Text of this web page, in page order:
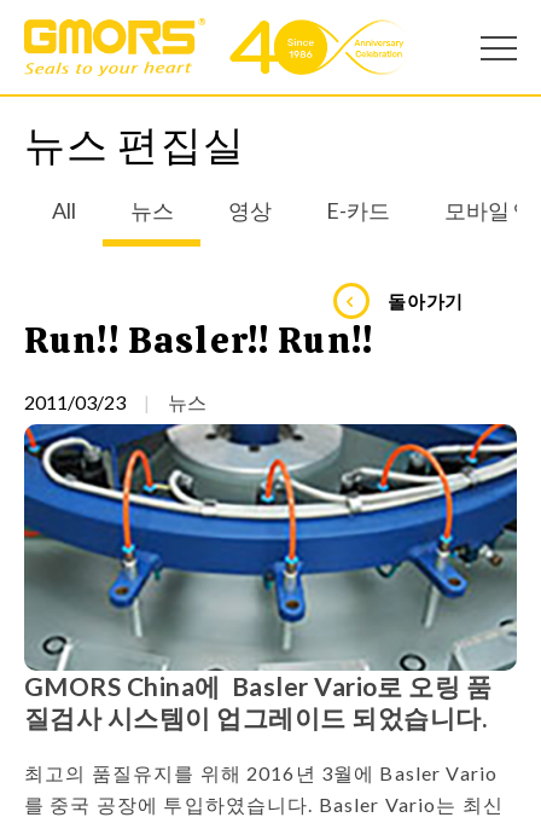
뉴스 편집실
All 뉴스 영상 E-카드 모바일 앱
돌아가기
Run!! Basler!! Run!!
2011/03/23 뉴스
GMORS China에 Basler Vario로 오링 품
질검사 시스템이 업그레이드 되었습니다.
최고의 품질유지를 위해 2016년 3월에 Basler Vario
를 중국 공장에 투입하였습니다. Basler Vario는 최신